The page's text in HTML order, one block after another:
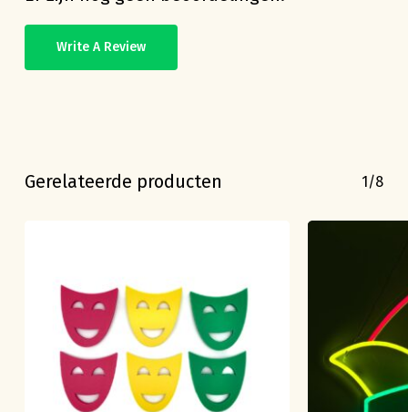
Geen producten in de
Go To Shop
Write A Review
Gerelateerde producten 1/8